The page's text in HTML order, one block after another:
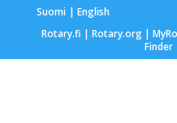
Suomi
English
Rotary.fi | Rotary.org|
Finder